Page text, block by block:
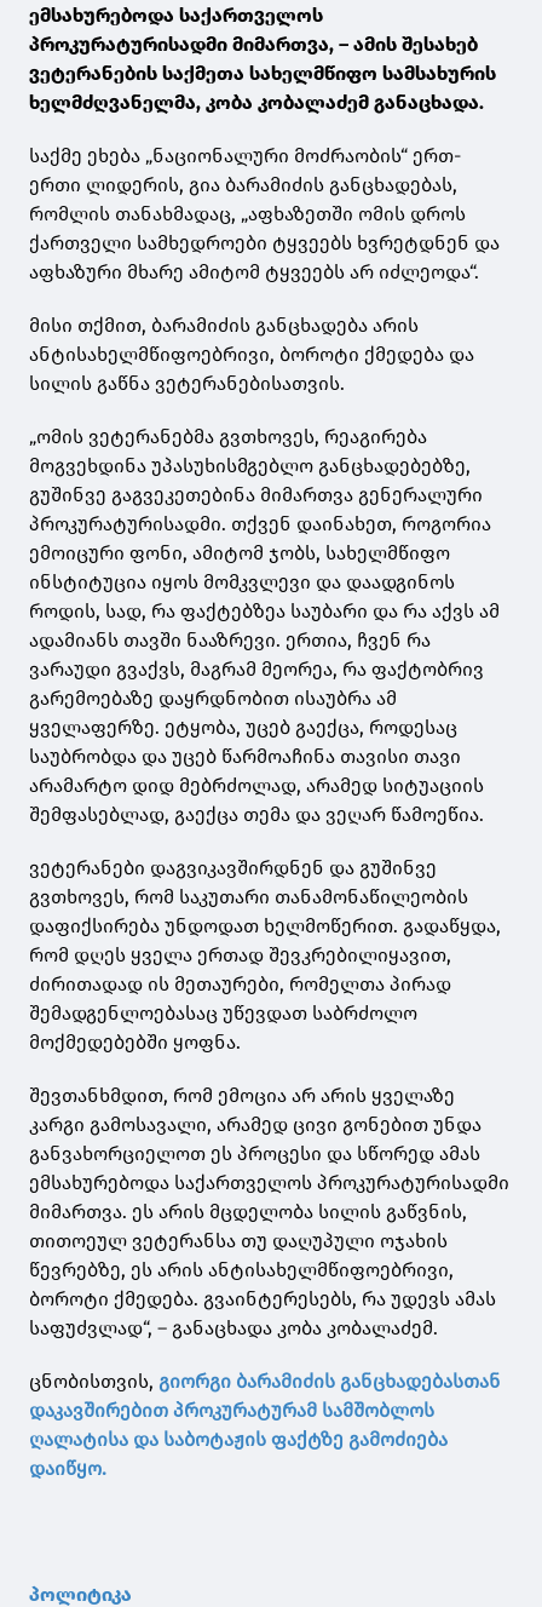
ემსახურებოდა საქართველოს
პროკურატურისადმი მიმართვა, – ამის შესახებ
ვეტერანების საქმეთა სახელმწიფო სამსახურის
ხელმძღვანელმა, კობა კობალაძემ განაცხადა.
საქმე ეხება „ნაციონალური მოძრაობის“ ერთ-
ერთი ლიდერის, გია ბარამიძის განცხადებას,
რომლის თანახმადაც, „აფხაზეთში ომის დროს
ქართველი სამხედროები ტყვეებს ხვრეტდნენ და
აფხაზური მხარე ამიტომ ტყვეებს არ იძლეოდა“.
მისი თქმით, ბარამიძის განცხადება არის
ანტისახელმწიფოებრივი, ბოროტი ქმედება და
სილის გაწნა ვეტერანებისათვის.
„ომის ვეტერანებმა გვთხოვეს, რეაგირება
მოგვეხდინა უპასუხისმგებლო განცხადებებზე,
გუშინვე გაგვეკეთებინა მიმართვა გენერალური
პროკურატურისადმი. თქვენ დაინახეთ, როგორია
ემოიცური ფონი, ამიტომ ჯობს, სახელმწიფო
ინსტიტუცია იყოს მომკვლევი და დაადგინოს
როდის, სად, რა ფაქტებზეა საუბარი და რა აქვს ამ
ადამიანს თავში ნააზრევი. ერთია, ჩვენ რა
ვარაუდი გვაქვს, მაგრამ მეორეა, რა ფაქტობრივ
გარემოებაზე დაყრდნობით ისაუბრა ამ
ყველაფერზე. ეტყობა, უცებ გაექცა, როდესაც
საუბრობდა და უცებ წარმოაჩინა თავისი თავი
არამარტო დიდ მებრძოლად, არამედ სიტუაციის
შემფასებლად, გაექცა თემა და ვეღარ წამოეწია.
ვეტერანები დაგვიკავშირდნენ და გუშინვე
გვთხოვეს, რომ საკუთარი თანამონაწილეობის
დაფიქსირება უნდოდათ ხელმოწერით. გადაწყდა,
რომ დღეს ყველა ერთად შევკრებილიყავით,
ძირითადად ის მეთაურები, რომელთა პირად
შემადგენლოებასაც უწევდათ საბრძოლო
მოქმედებებში ყოფნა.
შევთანხმდით, რომ ემოცია არ არის ყველაზე
კარგი გამოსავალი, არამედ ცივი გონებით უნდა
განვახორციელოთ ეს პროცესი და სწორედ ამას
ემსახურებოდა საქართველოს პროკურატურისადმი
მიმართვა. ეს არის მცდელობა სილის გაწვნის,
თითოეულ ვეტერანსა თუ დაღუპული ოჯახის
წევრებზე, ეს არის ანტისახელმწიფოებრივი,
ბოროტი ქმედება. გვაინტერესებს, რა უდევს ამას
საფუძვლად“, – განაცხადა კობა კობალაძემ.
ცნობისთვის, გიორგი ბარამიძის განცხადებასთან
დაკავშირებით პროკურატურამ სამშობლოს
ღალატისა და საბოტაჟის ფაქტზე გამოძიება
დაიწყო.
პოლიტიკა